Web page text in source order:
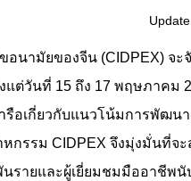
ามัยของจีน (CIDPEX) จ
แต่วันที่ 15 ถึง 17 พฤษภาค
เกี่ยวกับแนวโน้มการพัฒ
หกรรม CIDPEX จึงมุ่งมั่น
รายและผู้เยี่ยมชมมืออาชี